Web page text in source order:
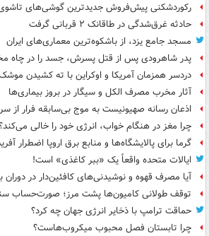
رکوردشکنی پیش‌فروش جدیدترین گوشی‌های
حادثه غرق‌شدگی در طاقانک ۲ قربانی گرفت
مسجد جامع یزد، از باشکوه‌ترین معماری‌های ایران
پدر شاهرودی پس از قتل پسرش، جسد را در چاه
دردسر همزمان آمریکا و اوکراین با ته کشیدن
آثار مخرب مصرف الکل و سیگار در بروز بیماری‌ها
اذعان رسانه صهیونیست به موج بی‌سابقه فرار از
چرا مغز در هنگام خواب، انرژی خود را خالی
گرما برای پالایشگاه‌ها و منابع برق اروپا اضطرار
ایالات متحده واقعاً یک «ببر کاغذی» است!
آیا مصرف قهوه و نوشیدنی‌های کافئین‌دار در دوران
توقف طولانی کامیون‌ها پشت مرز؛ صورت‌حساب
حماقت ترامپ با ذخایر انرژی جهان چه کرد؟
چرا تابستان فصل محبوب میکروب‌هاست؟